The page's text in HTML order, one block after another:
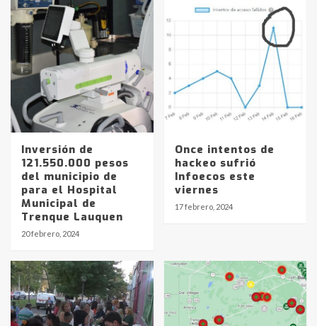
Inversión de
121.550.000 pesos
del municipio de
para el Hospital
Municipal de
Trenque Lauquen
20 febrero, 2024
Once intentos de
hackeo sufrió
Infoecos este
viernes
17 febrero, 2024
Identidad de los adolescentes
pampeanos que fueron
Accidente en Ruta 5: falleció un
joven de Trenque Lauquen